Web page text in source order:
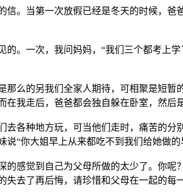
当第一次放假已经是冬天的时候，爸
一次，我问妈妈，“我们三个都考上
的另我们全家人期待，可相聚是短暂
我走后，爸爸都会独自躲在卧室，然后
种地方玩，可当他们走时，痛苦的分
“你大姐早上从来都吃不到我们给她做的
觉到自己为父母所做的太少了。你呢
去了再后悔，请珍惜和父母在一起的每